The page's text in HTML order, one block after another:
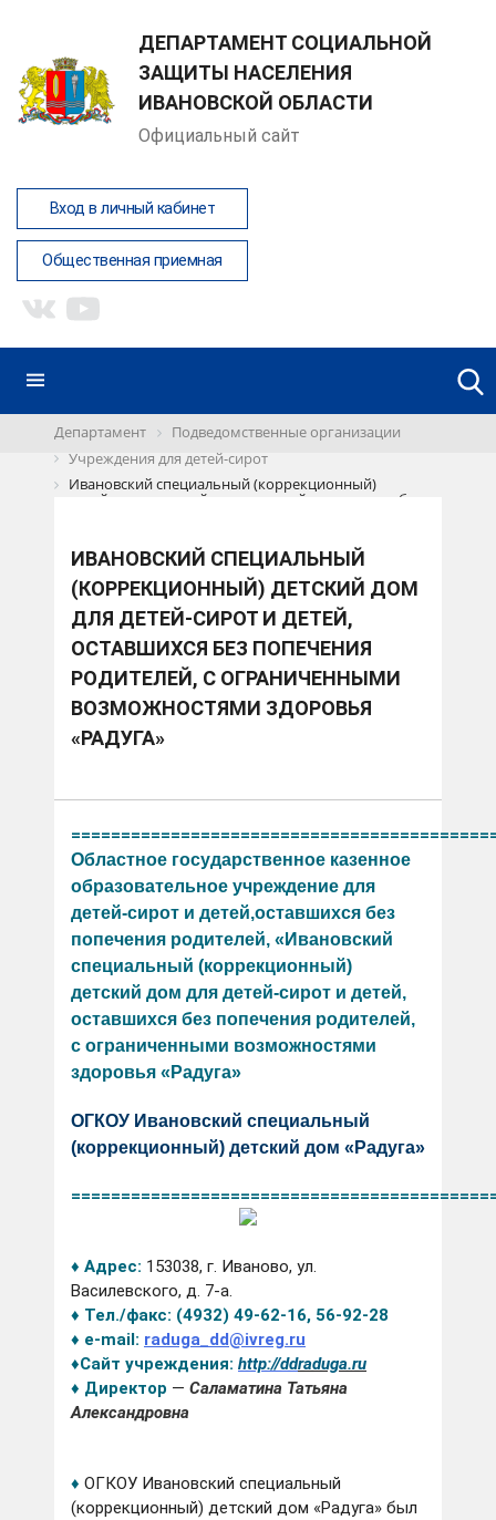
ДЕПАРТАМЕНТ СОЦИАЛЬНОЙ
ЗАЩИТЫ НАСЕЛЕНИЯ
ИВАНОВСКОЙ ОБЛАСТИ
Официальный сайт
Вход в личный кабинет
Общественная приемная
Департамент
Подведомственные организации
Учреждения для детей-сирот
Ивановский специальный (коррекционный)
детский дом для детей-сирот и детей, оставшихся без
ИВАНОВСКИЙ СПЕЦИАЛЬНЫЙ
(КОРРЕКЦИОННЫЙ) ДЕТСКИЙ ДОМ
ДЛЯ ДЕТЕЙ-СИРОТ И ДЕТЕЙ,
ОСТАВШИХСЯ БЕЗ ПОПЕЧЕНИЯ
РОДИТЕЛЕЙ, С ОГРАНИЧЕННЫМИ
ВОЗМОЖНОСТЯМИ ЗДОРОВЬЯ
«РАДУГА»
Областное государственное казенное
образовательное учреждение для
детей-сирот и детей,оставшихся без
попечения родителей, «Ивановский
специальный (коррекционный)
детский дом для детей-сирот и детей,
оставшихся без попечения родителей,
с ограниченными возможностями
здоровья «Радуга»
ОГКОУ Ивановский специальный
(коррекционный) детский дом «Радуга»
♦ Адрес: 153038, г. Иваново, ул.
Василевского, д. 7-а.
♦ Тел./факс: (4932) 49-62-16, 56-92-28
♦ e-mail: raduga_dd@ivreg.ru
♦Сайт учреждения: http://ddraduga.ru
♦ Директор — Саламатина Татьяна
Александровна
♦ ОГКОУ Ивановский специальный
(коррекционный) детский дом «Радуга» был